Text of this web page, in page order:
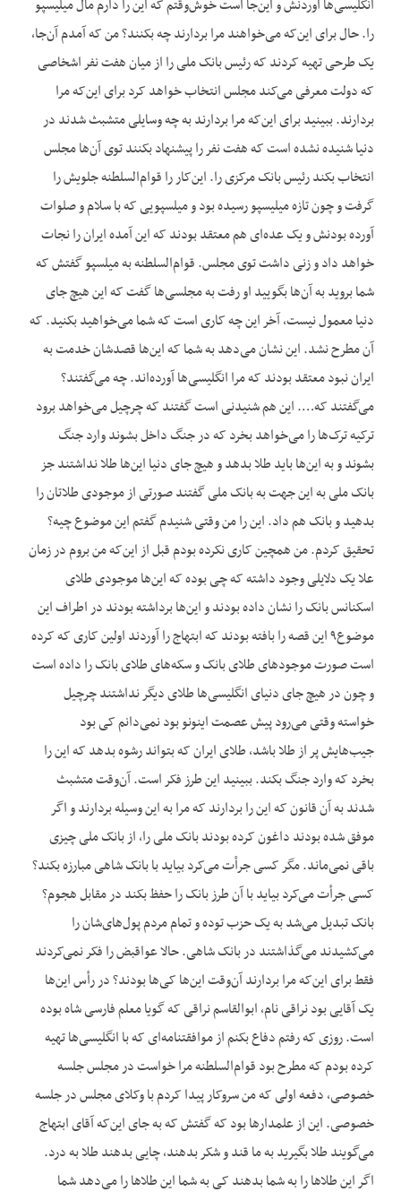
انگلیسی‌ها آوردنش و این‌جا است خوش‌وقتم که این را دارم مال میلیسپو
را. حال برای این‌که می‌خواهند مرا بردارند چه بکنند؟ من که آمدم آن‌جا،
یک طرحی تهیه کردند که رئیس بانک ملی را از میان هفت نفر اشخاصی
که دولت معرفی می‌کند مجلس انتخاب خواهد کرد برای این‌که مرا
بردارند. ببینید برای این‌که مرا بردارند به چه وسایلی متشبث شدند در
دنیا شنیده نشده است که هفت نفر را پیشنهاد بکنند توی آن‌ها مجلس
انتخاب بکند رئیس بانک مرکزی را. این‌کار را قوام‌السلطنه جلویش را
گرفت و چون تازه میلیسپو رسیده بود و میلسپویی که با سلام و صلوات
آورده بودنش و یک عده‌ای هم معتقد بودند که این آمده ایران را نجات
خواهد داد و زنی داشت توی مجلس. قوام‌السلطنه به میلسپو گفتش که
شما بروید به آن‌ها بگویید او رفت به مجلسی‌ها گفت که این هیچ جای
دنیا معمول نیست، آخر این چه کاری است که شما می‌خواهید بکنید. که
آن مطرح نشد. این نشان می‌دهد به شما که این‌ها قصدشان خدمت به
ایران نبود معتقد بودند که مرا انگلیسی‌ها آورده‌اند. چه می‌گفتند؟
می‌گفتند که…. این هم شنیدنی است گفتند که چرچیل می‌خواهد برود
ترکیه ترک‌ها را می‌خواهد بخرد که در جنگ داخل بشوند وارد جنگ
بشوند و به این‌ها باید طلا بدهد و هیچ جای دنیا این‌ها طلا نداشتند جز
بانک ملی به این جهت به بانک ملی گفتند صورتی از موجودی طلاتان را
بدهید و بانک هم داد. این را من وقتی شنیدم گفتم این موضوع چیه؟
تحقیق کردم. من همچین کاری نکرده بودم قبل از این‌که من بروم در زمان
علا یک دلایلی وجود داشته که چی بوده که این‌ها موجودی طلای
اسکنانس بانک را نشان داده بودند و این‌ها برداشته بودند در اطراف این
موضوع۹ این قصه را بافته بودند که ابتهاج را آوردند اولین کاری که کرده
است صورت موجودهای طلای بانک و سکه‌های طلای بانک را داده است
و چون در هیچ جای دنیای انگلیسی‌ها طلای دیگر نداشتند چرچیل
خواسته وقتی می‌رود پیش عصمت اینونو بود نمی‌دانم کی بود
جیب‌هایش پر از طلا باشد، طلای ایران که بتواند رشوه بدهد که این را
بخرد که وارد جنگ بکند. ببینید این طرز فکر است. آن‌وقت متشبث
شدند به آن قانون که این را بردارند که مرا به این وسیله بردارند و اگر
موفق شده بودند داغون کرده بودند بانک ملی را، از بانک ملی چیزی
باقی نمی‌ماند. مگر کسی جرأت می‌کرد بیاید با بانک شاهی مبارزه بکند؟
کسی جرأت می‌کرد بیاید با آن طرز بانک را حفظ بکند در مقابل هجوم؟
بانک تبدیل می‌شد به یک حزب توده و تمام مردم پول‌های‌شان را
می‌کشیدند می‌گذاشتند در بانک شاهی. حالا عواقبض را فکر نمی‌کردند
فقط برای این‌که مرا بردارند آن‌وقت این‌ها کی‌ها بودند؟ در رأس این‌ها
یک آقایی بود نراقی نام، ابوالقاسم نراقی که گویا معلم فارسی شاه بوده
است. روزی که رفتم دفاع بکنم از موافقتنامه‌ای که با انگلیسی‌ها تهیه
کرده بودم که مطرح بود قوام‌السلطنه مرا خواست در مجلس جلسه
خصوصی، دفعه اولی که من سروکار پیدا کردم با وکلای مجلس در جلسه
خصوصی. این از علمدارها بود که گفتش که به جای این‌که آقای ابتهاج
می‌گویند طلا بگیرید به ما قند و شکر بدهند، چایی بدهند طلا به درد.
اگر این طلاها را به شما بدهند کی به شما این طلاها را می‌دهد شما